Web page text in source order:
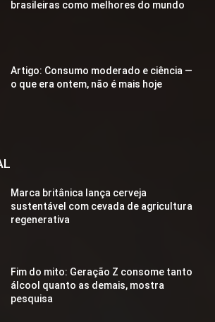
brasileiras como melhores do mundo
Artigo: Consumo moderado e ciência —
o que era ontem, não é mais hoje
Marca britânica lança cerveja
sustentável com cevada de agricultura
regenerativa
Fim do mito: Geração Z consome tanto
álcool quanto as demais, mostra
pesquisa